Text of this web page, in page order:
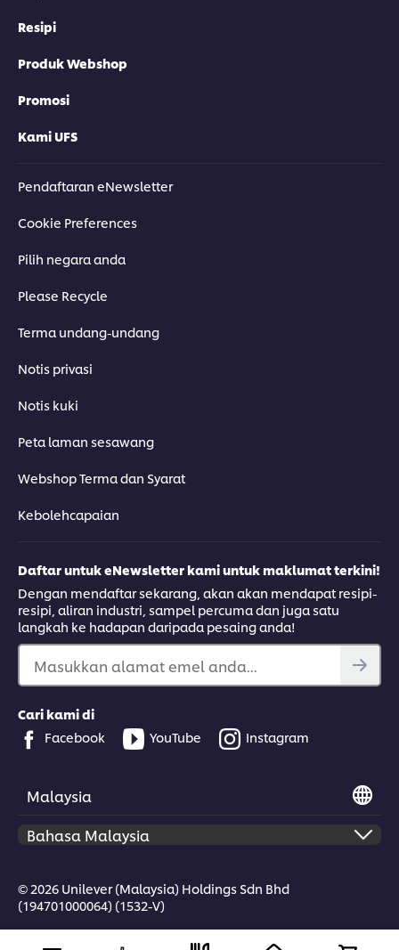
Resipi
Produk Webshop
Promosi
Kami UFS
Pendaftaran eNewsletter
Cookie Preferences
Pilih negara anda
Please Recycle
Terma undang-undang
Notis privasi
Notis kuki
Peta laman sesawang
Webshop Terma dan Syarat
Kebolehcapaian
Daftar untuk eNewsletter kami untuk maklumat terkini!
Dengan mendaftar sekarang, akan akan mendapat resipi-
resipi, aliran industri, sampel percuma dan juga satu
langkah ke hadapan daripada pesaing anda!
Masukkan alamat emel anda...
Cari kami di
Facebook
YouTube Instagram
Malaysia
© 2026 Unilever (Malaysia) Holdings Sdn Bhd
(194701000064) (1532-V)